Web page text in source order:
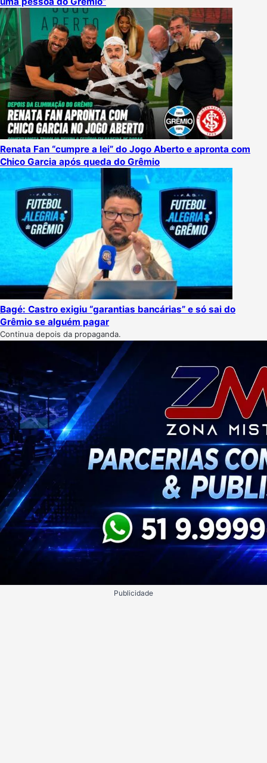
Renata Fan “cumpre a lei” do Jogo Aberto e apronta com
Chico Garcia após queda do Grêmio
Bagé: Castro exigiu “garantias bancárias” e só sai do
Grêmio se alguém pagar
Continua depois da propaganda.
Publicidade